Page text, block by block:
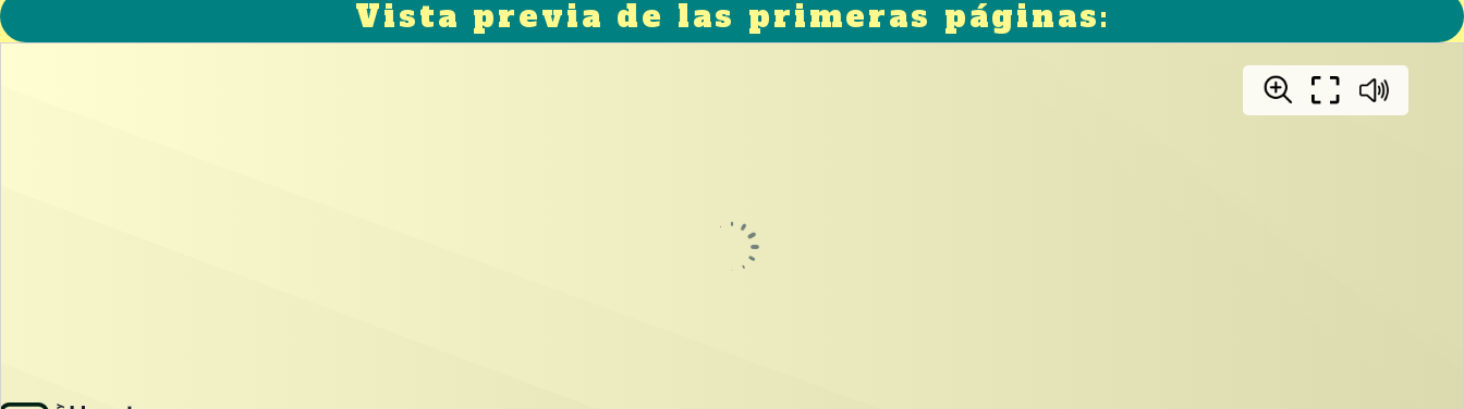
Vista previa de las primeras páginas: